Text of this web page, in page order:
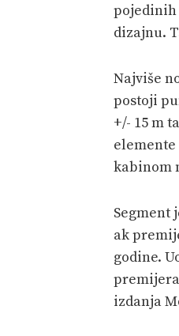
pojedinih
dizajnu.
Najviše
postoji
+/- 15 m
kabinom
Segment
ak
godine.
izdanja